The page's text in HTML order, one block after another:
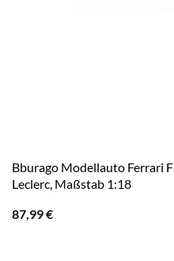
Bburago Modellauto Ferrari
Leclerc, Maßstab 1:18
87,99€